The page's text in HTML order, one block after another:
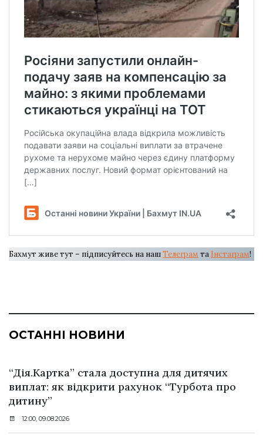
Бахмут живе тут – підписуйтесь на нашТелеграм та Інстаграм!
ОСТАННІ НОВИНИ
“Дія.Картка” стала доступна для дитячих
виплат: як відкрити рахунок “Турбота про
дитину”
12:00, 09.08.2026